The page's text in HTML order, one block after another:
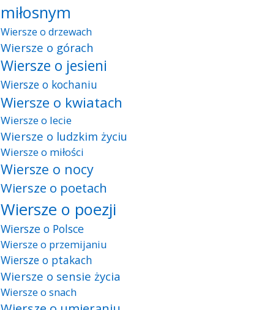
miłosnym
Wiersze o drzewach
Wiersze o górach
Wiersze o jesieni
Wiersze o kochaniu
Wiersze o kwiatach
Wiersze o lecie
Wiersze o ludzkim życiu
Wiersze o miłości
Wiersze o nocy
Wiersze o poetach
Wiersze o poezji
Wiersze o Polsce
Wiersze o przemijaniu
Wiersze o ptakach
Wiersze o sensie życia
Wiersze o snach